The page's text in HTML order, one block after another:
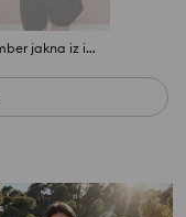
Bomber jakna iz imitacije semiša